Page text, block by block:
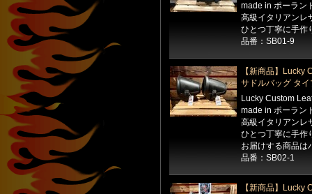
made in ポーラン
高級イタリアンレ
ひとつ丁寧に手作
品番：SB01-9
【新商品】Lucky
サドルバッグ タ
Lucky Custom
made in ポーラン
高級イタリアンレ
ひとつ丁寧に手作
お届けする商品は
品番：SB02-1
【新商品】Lucky